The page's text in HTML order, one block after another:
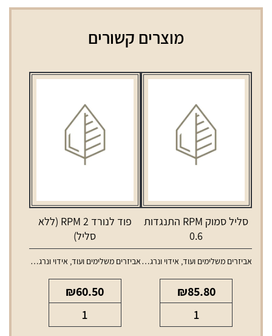
מוצרים קשורים
סליל סמוק RPM התנגדות
0.6
אביזרים משלימים ועוד, אידוי ונרגילות ,סלילים וסוללות למכשירי אידוי
₪85.80
של
פוד לנורד 2 RPM (ללא
סליל)
אביזרים משלימים ועוד, אידוי ונרגילות
₪60.50
של